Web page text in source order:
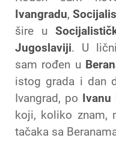
Ivangradu,
šire u
Jugoslaviji. U
sam rođen u
istog grada i dan
Ivangrad, po Ivanu
koji, koliko znam,
tačaka sa